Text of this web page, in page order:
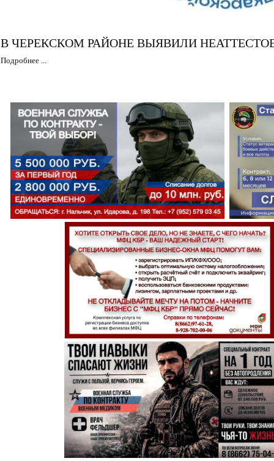
В ЧЕРЕКСКОМ РАЙОНЕ ВЫЯВИЛИ
Подробнее ...